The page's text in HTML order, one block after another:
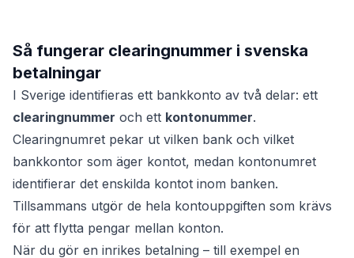
Så fungerar clearingnummer i svenska
betalningar
I Sverige identifieras ett bankkonto av två delar: ett
clearingnummer och ett kontonummer.
Clearingnumret pekar ut vilken bank och vilket
bankkontor som äger kontot, medan kontonumret
identifierar det enskilda kontot inom banken.
Tillsammans utgör de hela kontouppgiften som krävs
för att flytta pengar mellan konton.
När du gör en inrikes betalning – till exempel en